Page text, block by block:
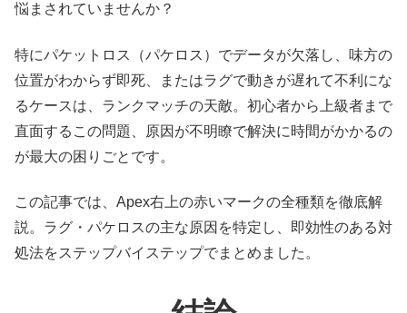
悩まされていませんか？
特にパケットロス（パケロス）でデータが欠落し、味方の
位置がわからず即死、またはラグで動きが遅れて不利にな
るケースは、ランクマッチの天敵。初心者から上級者まで
直面するこの問題、原因が不明瞭で解決に時間がかかるの
が最大の困りごとです。
この記事では、Apex右上の赤いマークの全種類を徹底解
説。ラグ・パケロスの主な原因を特定し、即効性のある対
処法をステップバイステップでまとめました。